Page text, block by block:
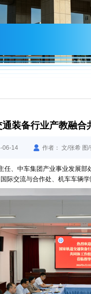
通装备行业产教融
06-14 作者： 文/张希
、中车集团产业事业发展
际交流与合作处、机车车辆学